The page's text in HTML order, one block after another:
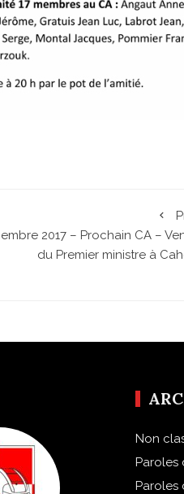
2017 – Prochain CA –
du Premier ministre à
Non
Paroles
Paroles